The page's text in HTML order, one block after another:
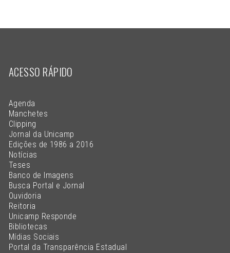
ACESSO RÁPIDO
Agenda
Manchetes
Clipping
Jornal da Unicamp
Edições de 1986 a 2016
Notícias
Teses
Banco de Imagens
Busca Portal e Jornal
Ouvidoria
Reitoria
Unicamp Responde
Bibliotecas
Mídias Sociais
Portal da Transparência Estadual